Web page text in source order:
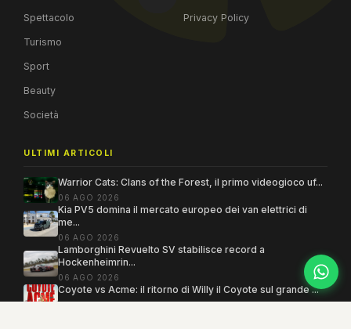
Spettacolo
Turismo
Sport
Beauty
Società
Privacy Policy
ULTIMI ARTICOLI
Warrior Cats: Clans of the Forest, il primo videogioco uf...
06 AGO 2026
Kia PV5 domina il mercato europeo dei van elettrici di
me...
06 AGO 2026
Lamborghini Revuelto SV stabilisce record a
Hockenheimrin...
06 AGO 2026
Coyote vs Acme: il ritorno di Willy il Coyote sul grande ...
06 AGO 2026